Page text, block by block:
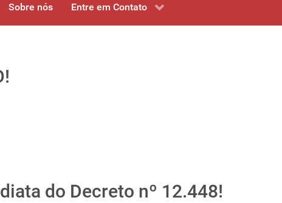
Sobre nós Entre em Contato
do Decreto nº 12.448!